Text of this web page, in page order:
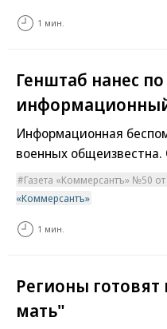
1 мин.
Генштаб нанес
Информационная
военных
Газета «Коммерсантъ» №50 от
«Коммерсантъ»
1 мин.
Регионы
мать"